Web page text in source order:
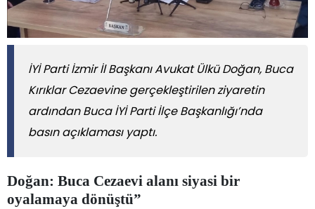
İYİ Parti İzmir İl Başkanı Avukat Ülkü Doğan, Buca
Kırıklar Cezaevine gerçekleştirilen ziyaretin
ardından Buca İYİ Parti İlçe Başkanlığı’nda
basın açıklaması yaptı.
Doğan: Buca Cezaevi alanı siyasi bir
oyalamaya dönüştü”